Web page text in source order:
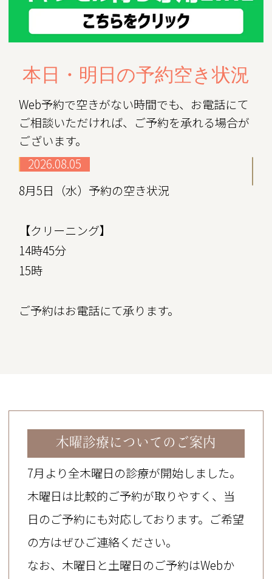
本日・明日の予約空き状況
Web予約で空きがない時間でも、お電話にて
ご相談いただければ、ご予約を承れる場合が
ございます。
2026.08.05
8月5日（水）予約の空き状況
【クリーニング】
14時45分
15時
ご予約はお電話にて承ります。
【クリーニング】
15時30分
15時45分
16時
16時15分
16時30分（子供クリーニングのみ）
16時45分（子供クリーニングのみ）
木曜診療についてのご案内
7月より全木曜日の診療が開始しました。
木曜日は比較的ご予約が取りやすく、当
日のご予約にも対応しております。ご希望
の方はぜひご連絡ください。
なお、木曜日と土曜日のご予約はWebか